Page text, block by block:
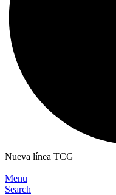
Nueva línea TCG
Menu
Search